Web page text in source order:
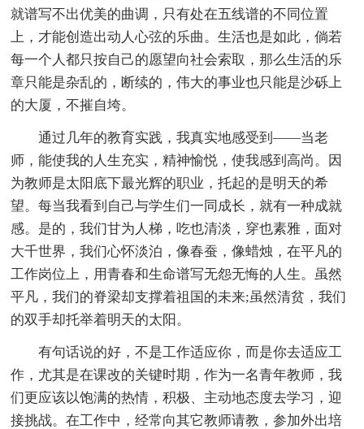
就谱写不出优美的曲调，只有处在五线谱的不同位置
上，才能创造出动人心弦的乐曲。生活也是如此，倘若
每一个人都只按自己的愿望向社会索取，那么生活的乐
章只能是杂乱的，断续的，伟大的事业也只能是沙砾上
的大厦，不摧自垮。
通过几年的教育实践，我真实地感受到——当老
师，能使我的人生充实，精神愉悦，使我感到高尚。因
为教师是太阳底下最光辉的职业，托起的是明天的希
望。每当我看到自己与学生们一同成长，就有一种成就
感。是的，我们甘为人梯，吃也清淡，穿也素雅，面对
大千世界，我们心怀淡泊，像春蚕，像蜡烛，在平凡的
工作岗位上，用青春和生命谱写无怨无悔的人生。虽然
平凡，我们的脊梁却支撑着祖国的未来;虽然清贫，我们
的双手却托举着明天的太阳。
有句话说的好，不是工作适应你，而是你去适应工
作，尤其是在课改的关键时期，作为一名青年教师，我
们更应该以饱满的热情，积极、主动地态度去学习，迎
接挑战。在工作中，经常向其它教师请教，参加外出培